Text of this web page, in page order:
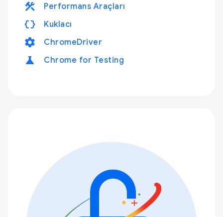
construction Performans Araçları
data_object Kuklacı
settings ChromeDriver
science Chrome for Testing